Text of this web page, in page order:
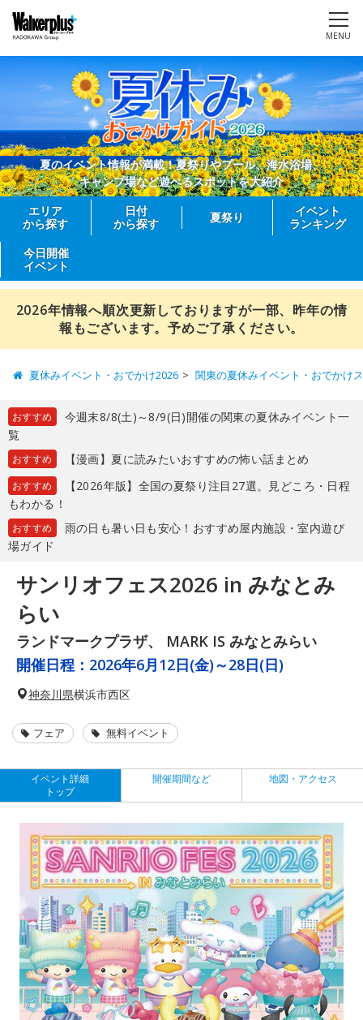
MENU
夏のイベント情報が満載！夏祭りやプール、海水浴場、
キャンプ場など遊べるスポットを大紹介
エリア
から探す
日付
から探す
夏祭り
イベント
ランキング
今日開催
イベント
2026年情報へ順次更新しておりますが一部、昨年の情
報もございます。予めご了承ください。
夏休みイベント・おでかけ2026 関東の夏休みイベント・おでかけ
おすすめ
今週末8/8(土)～8/9(日)開催の関東の夏休みイベント一
覧
おすすめ 【漫画】夏に読みたいおすすめの怖い話まとめ
おすすめ
【2026年版】全国の夏祭り注目27選。見どころ・日程
もわかる！
おすすめ
雨の日も暑い日も安心！おすすめ屋内施設・室内遊び
場ガイド
サンリオフェス2026 in みなとみ
らい
ランドマークプラザ、 MARK IS みなとみらい
開催日程： 2026年6月12日(金)～28日(日)
神奈川県横浜市西区
フェア 無料イベント
イベント詳細
トップ
開催期間など 地図・アクセス